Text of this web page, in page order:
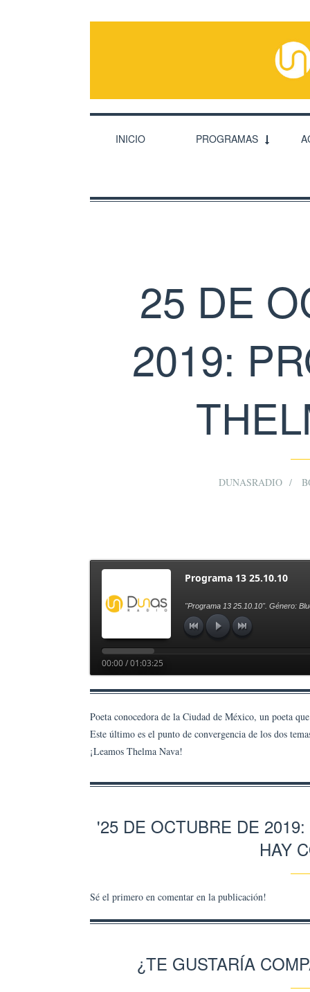
INICIO PROGRAMAS
25 DE
2019:
DUNASRADIO
Programa 13 25.10.10
"Programa 13 25.10.10". Género:
00:00 / 01:03:25
Poeta conocedora de la Ciudad de México, un poeta
Este último es el punto de convergencia de los dos
¡Leamos Thelma Nava!
'25 DE OCTUBRE DE
HAY
Sé el primero en comentar en la publicación!
¿TE GUSTARÍA